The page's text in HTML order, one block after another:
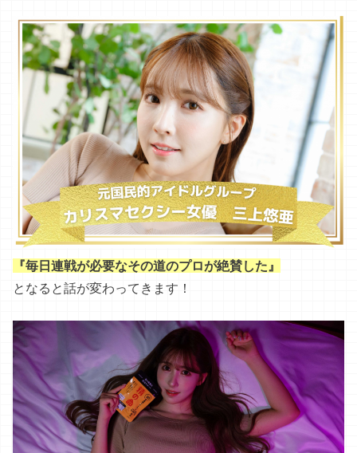
『毎日連戦が必要なその道のプロが絶賛した』
となると話が変わってきます！
気になって少しネット検索したところ…
発売から飛ぶように売れているみたいなんです！！
口コミでも既にこんなに話題になっています！！